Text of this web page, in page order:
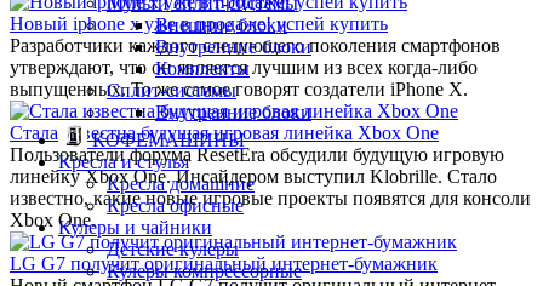
Внешние блоки
Внутренние блоки
Комплекты
Сплит-системы
Внутренние блоки
КОФЕМАШИНЫ
Кресла и стулья
Кресла домашние
Кресла офисные
Кулеры и чайники
Детские кулеры
Кулеры компрессорные
Новый iphone x уже в продаже! успей купить
Разработчики каждого следующего поколения смартфонов
утверждают, что он является лучшим из всех когда-либо
выпущенных. То же самое говорят создатели iPhone X.
Стала известна будущая игровая линейка Xbox One
Пользователи форума ResetEra обсудили будущую игровую
линейку Xbox One. Инсайдером выступил Klobrille. Стало
известно, какие новые игровые проекты появятся для консоли
Xbox One.
LG G7 получит оригинальный интернет-бумажник